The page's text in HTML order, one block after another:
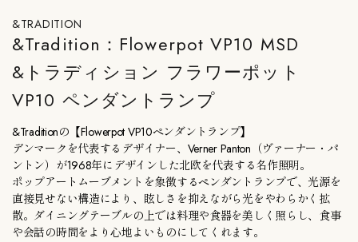
&TRADITION
&Tradition：Flowerpot VP10 MSD
&トラディション フラワーポット
VP10 ペンダントランプ
&Traditionの【Flowerpot VP10ペンダントランプ】
デンマークを代表するデザイナー、Verner Panton（ヴァーナー・パ
ントン）が1968年にデザインした北欧を代表する名作照明。
ポップアートムーブメントを象徴するペンダントランプで、光源を
直接見せない構造により、眩しさを抑えながら光をやわらかく拡
散。ダイニングテーブルの上では料理や食器を美しく照らし、食事
や会話の時間をより心地よいものにしてくれます。